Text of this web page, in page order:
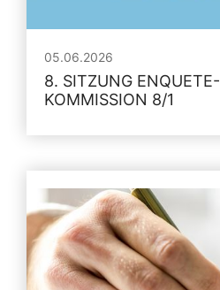
05.06.2026
8. SITZUNG ENQUETE-
KOMMISSION 8/1